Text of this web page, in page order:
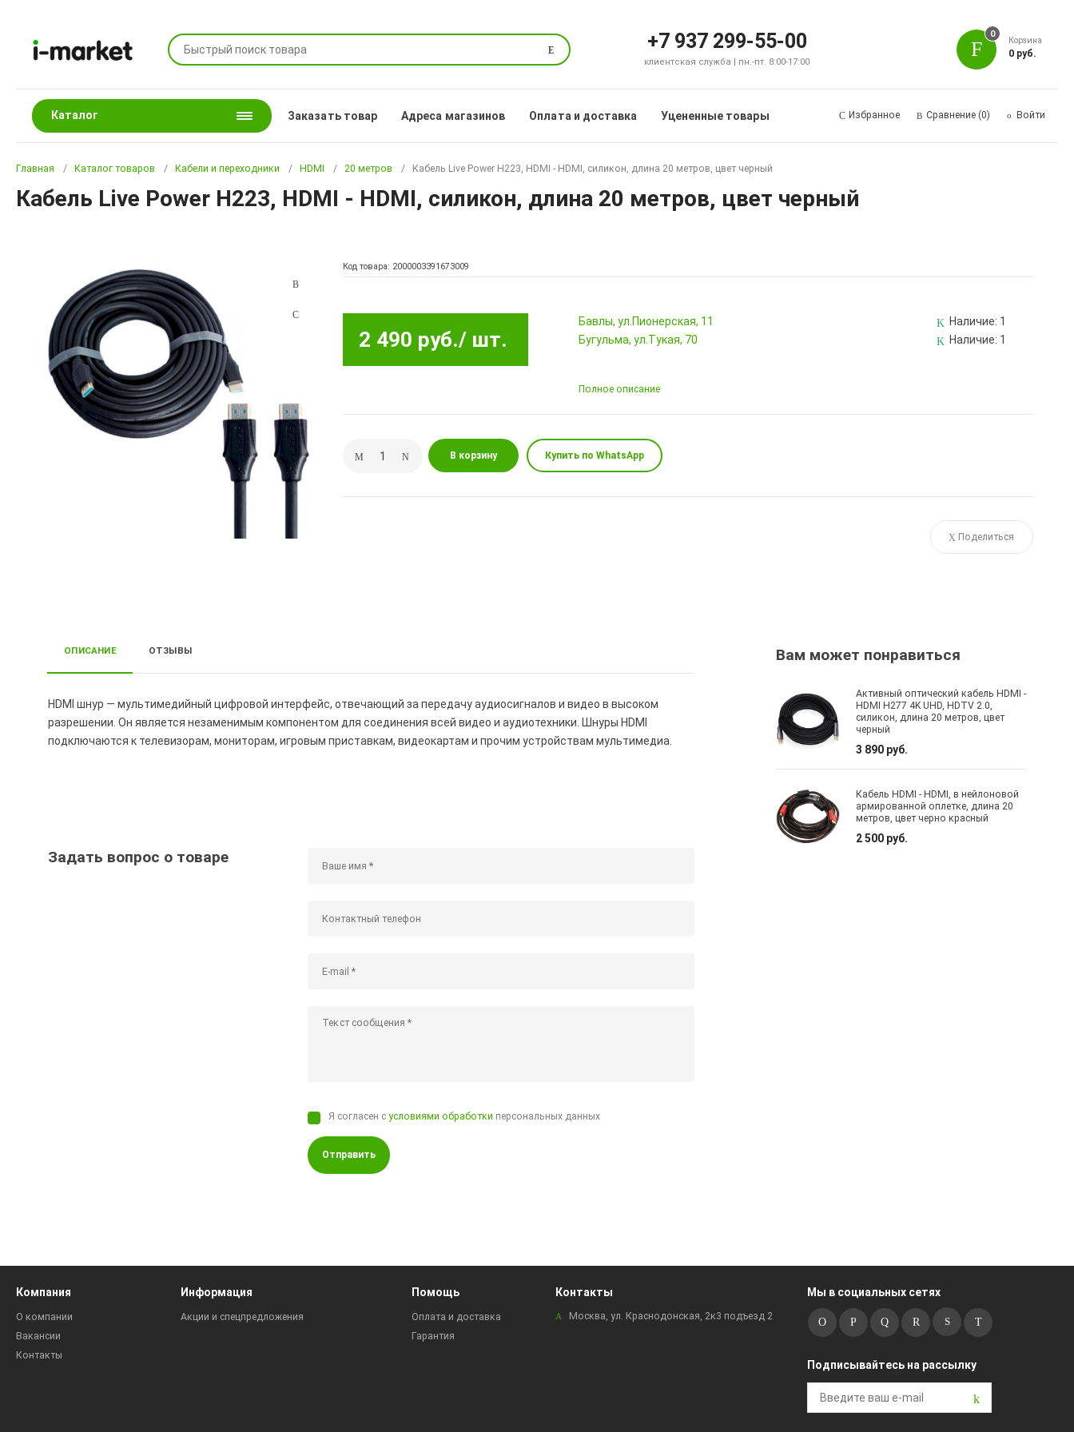
Поиск +7 937 299-55-00
клиентская служба | пн.-пт. 8:00-17:00
0
Корзина
0 руб.
Каталог Заказать товар Адреса магазинов Оплата и доставка Уцененные товары Избранное Сравнение (0) Войти
Главная Каталог товаров Кабели и переходники HDMI 20 метров Кабель Live Power H223, HDMI - HDMI, силикон, длина 20 метров, цвет черный
Кабель Live Power H223, HDMI - HDMI, силикон, длина 20 метров, цвет черный
Код товара: 2000003391673009
2 490 руб./ шт.
Бавлы, ул.Пионерская, 11 Наличие: 1
Бугульма, ул.Тукая, 70
Наличие: 1
Полное описание
В корзину Купить по WhatsApp
Поделиться
ОПИСАНИЕ ОТЗЫВЫ
HDMI шнур — мультимедийный цифровой интерфейс, отвечающий за передачу аудиосигналов и видео в высоком
разрешении. Он является незаменимым компонентом для соединения всей видео и аудиотехники. Шнуры HDMI
подключаются к телевизорам, мониторам, игровым приставкам, видеокартам и прочим устройствам мультимедиа.
Задать вопрос о товаре
Я согласен сусловиями обработки персональных данных
Отправить
Вам может понравиться
Активный оптический кабель HDMI -
HDMI H277 4K UHD, HDTV 2.0,
силикон, длина 20 метров, цвет
черный
3 890 руб.
Кабель HDMI - HDMI, в нейлоновой
армированной оплетке, длина 20
метров, цвет черно красный
2 500 руб.
Компания
О компании
Вакансии
Контакты
Информация
Акции и спецпредложения
Помощь
Оплата и доставка
Гарантия
Контакты
Москва, ул. Краснодонская, 2к3 подъезд 2
Мы в социальных сетях
Подписывайтесь на рассылку